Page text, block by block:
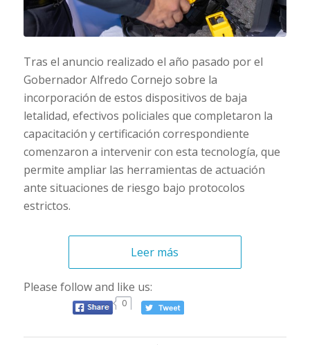
Tras el anuncio realizado el año pasado por el
Gobernador Alfredo Cornejo sobre la
incorporación de estos dispositivos de baja
letalidad, efectivos policiales que completaron la
capacitación y certificación correspondiente
comenzaron a intervenir con esta tecnología, que
permite ampliar las herramientas de actuación
ante situaciones de riesgo bajo protocolos
estrictos.
Leer más
Please follow and like us:
0